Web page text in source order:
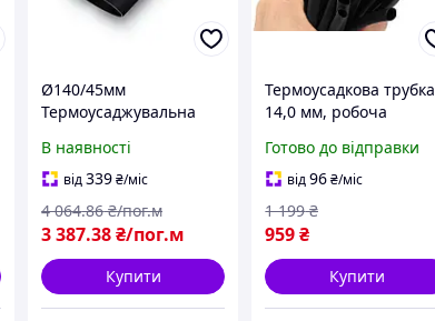
Ø140/45мм
Термоусаджувальна
з клейовим шаром
чорна (1м) [2CRMA140]
Quadro ДКС
В наявності
від339₴/міс
3 387.38₴/пог.м
4 064.86 ₴/пог.м
Купити
Термоусадкова трубка
14,0 мм, робоча
до + 125 °C, чорна, 100
м, рулон EKOBOX
Готово до відправки
від96₴/міс
959₴
1 199 ₴
Купити